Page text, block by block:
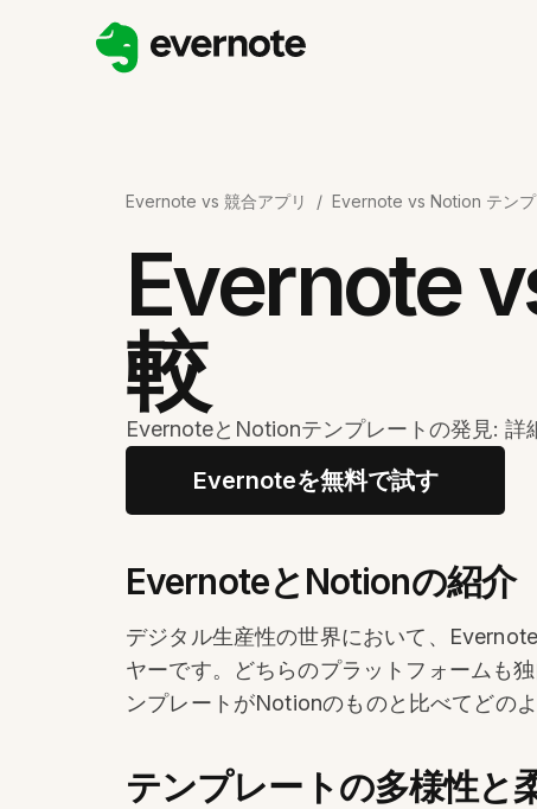
Evernote vs 競合アプリ / Evernote vs Notion テン
Evernote
較
EvernoteとNotionテンプレートの発見: 詳
Evernoteを無料で試す
EvernoteとNotionの紹介
デジタル生産性の世界において、
ヤーです。どちらのプラットフォームも
ンプレートがNotionのものと比べてどの
テンプレートの多様性と